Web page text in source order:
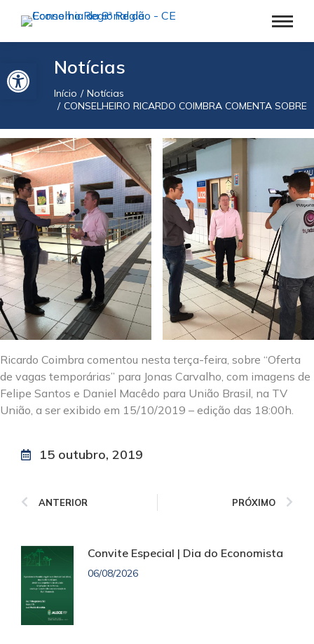
Barra de Ferramentas AbertaNotícias
Você está aqui:
Início
Notícias
CONSELHEIRO RICARDO COIMBRA COMENTA SOBRE
Ricardo Coimbra comentou nesta terça-feira, sobre “Oferta
de vagas temporárias” para Jonas Carvalho, com imagens de
Felipe Santos e Daniel Macêdo para União Brasil, na TV
União, a ser exibido em 15/10/2019 – edição das 18:00h.
15 outubro, 2019
ANTERIOR PRÓXIMO
Convite Especial | Dia do Economista
06/08/2026